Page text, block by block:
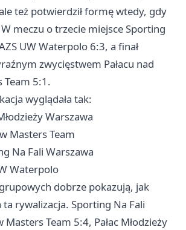
też potwierdził formę wtedy, gdy
meczu o trzecie miejsce Sporting
UW Waterpolo 6:3, a finał
zwycięstwem Pałacu nad
Team 5:1.
wyglądała tak:
Warszawa
Masters Team
Na Fali Warszawa
Waterpolo
dobrze pokazują, jak
ta rywalizacja. Sporting Na Fali
Masters Team 5:4, Pałac Młodzieży